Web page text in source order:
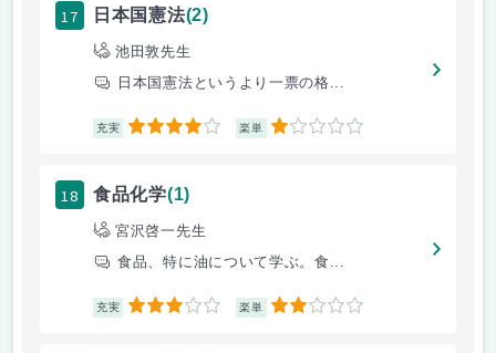
17 日本国憲法(2)
池田敦先生
日本国憲法というより一票の格...
充実 4 楽単 1
18 食品化学(1)
宮沢啓一先生
食品、特に油について学ぶ。食...
充実 3 楽単 2